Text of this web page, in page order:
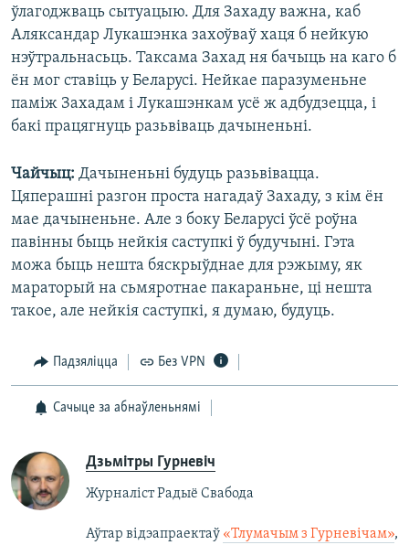
ўлагоджваць сытуацыю. Для Захаду важна, каб
Аляксандар Лукашэнка захоўваў хаця б нейкую
нэўтральнасьць. Таксама Захад ня бачыць на каго б
ён мог ставіць у Беларусі. Нейкае паразуменьне
паміж Захадам і Лукашэнкам усё ж адбудзецца, і
бакі працягнуць разьвіваць дачыненьні.
Чайчыц: Дачыненьні будуць разьвівацца.
Цяперашні разгон проста нагадаў Захаду, з кім ён
мае дачыненьне. Але з боку Беларусі ўсё роўна
павінны быць нейкія саступкі ў будучыні. Гэта
можа быць нешта бяскрыўднае для рэжыму, як
мараторый на сьмяротнае пакараньне, ці нешта
такое, але нейкія саступкі, я думаю, будуць.
Падзяліцца Без VPN
Сачыце за абнаўленьнямі
Дзьмітры Гурневіч
Журналіст Радыё Свабода
Аўтар відэапраектаў «Тлумачым з Гурневічам»,